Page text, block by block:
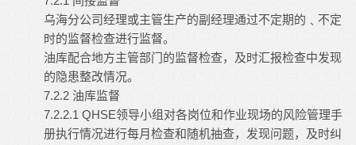
乌海分公司经理或主管生产的副经理通过不定期的﹑不定
时的监督检查进行监督。
油库配合地方主管部门的监督检查，及时汇报检查中发现
的隐患整改情况。
7.2.2 油库监督
7.2.2.1 QHSE领导小组对各岗位和作业现场的风险管理手
册执行情况进行每月检查和随机抽查，发现问题，及时纠